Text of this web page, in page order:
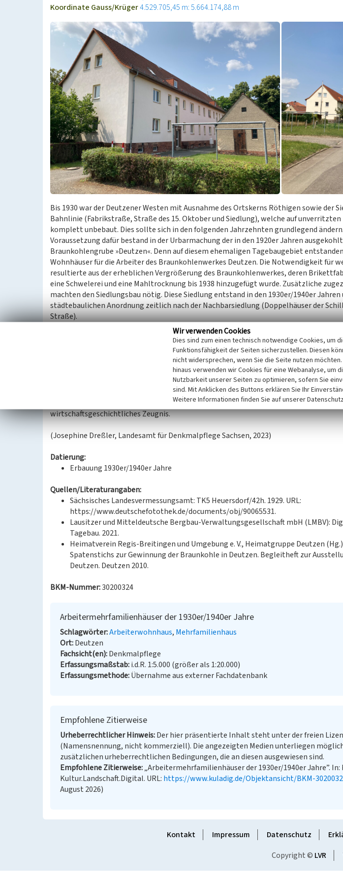
Koordinate Gauss/Krüger4.529.705,45 m: 5.664.174,88 m
Bis 1930 war der Deutzener Westen mit Ausnahme des Ortskerns Röthigen sowie der
Bahnlinie (Fabrikstraße, Straße des 15. Oktober und Siedlung), welche auf
komplett unbebaut. Dies sollte sich in den folgenden Jahrzehnten grundlegend
Voraussetzung dafür bestand in der Urbarmachung der in den 1920er Jahren
Braunkohlengrube »Deutzen«. Denn auf diesem ehemaligen Tagebaugebiet
Wohnhäuser für die Arbeiter des Braunkohlenwerkes Deutzen. Die Notwendigkeit für
resultierte aus der erheblichen Vergrößerung des Braunkohlenwerkes, deren
eine Schwelerei und eine Mahltrocknung bis 1938 hinzugefügt wurde. Zusätzliche
machten den Siedlungsbau nötig. Diese Siedlung entstand in den 1930er/1940er Jahren
städtebaulichen Anordnung zeitlich nach der Nachbarsiedlung (Doppelhäuser der
Straße).
Die Arbeitersiedlung füllte den Raum zwischen den Siedlungen der Straße des 15.
Schillerstraße. Sie besteht aus einem nördlichen Teil (Goethestraße) mit der
einer Stichstraße sowie einem südlichen entlang der August-Bebel-Straße. Durch zwei
symmetrische Anordnung im Süden nicht mehr vorhanden. Es handelt sich um neun
zweigeschossige Satteldachbauten mit einem unverputzten Klinkersockel und durch
betonter Eingangsachse, wie es ähnlich in der Straße des 1. Juli und der Richard-
wurde. Im nördlichen Teil sind zudem die rückliegenden, authentischen,
Satteldach erhalten. Es handelt sich bei den einstigen Arbeiterwohnhäusern um ein
wirtschaftsgeschichtliches Zeugnis.
(Josephine Dreßler, Landesamt für Denkmalpflege Sachsen, 2023)
Datierung:
Erbauung 1930er/1940er Jahre
Quellen/Literaturangaben:
Sächsisches Landesvermessungsamt: TK5 Heuersdorf/42h. 1929. URL:
https://www.deutschefotothek.de/documents/obj/90065531.
Lausitzer und Mitteldeutsche Bergbau-Verwaltungsgesellschaft mbH (LMBV):
Tagebau. 2021.
Heimatverein Regis-Breitingen und Umgebung e. V., Heimatgruppe Deutzen
Spatenstichs zur Gewinnung der Braunkohle in Deutzen. Begleitheft zur
Deutzen. Deutzen 2010.
BKM-Nummer:30200324
Arbeitermehrfamilienhäuser der 1930er/1940er Jahre
Schlagwörter Arbeiterwohnhaus Mehrfamilienhaus
Ort Deutzen
Fachsicht(en) Denkmalpflege
Erfassungsmaßstab i.d.R. 1:5.000 (größer als 1:20.000)
Erfassungsmethode Übernahme aus externer Fachdatenbank
Empfohlene Zitierweise
Urheberrechtlicher Hinweis Der hier präsentierte Inhalt steht unter der freien Lizenz
(Namensnennung, nicht kommerziell). Die angezeigten Medien unterliegen
zusätzlichen urheberrechtlichen Bedingungen, die an diesen ausgewiesen sind.
Empfohlene Zitierweise „Arbeitermehrfamilienhäuser der 1930er/1940er Jahre”. In:
Kultur.Landschaft.Digital. URL: https://www.kuladig.de/Objektansicht/BKM-
August 2026)
Kontakt Impressum Datenschutz
Copyright © LVR
Wir verwenden Cookies
Dies sind zum einen technisch notwendige Cookies, um
Funktionsfähigkeit der Seiten sicherzustellen. Diesen
nicht widersprechen, wenn Sie die Seite nutzen
hinaus verwenden wir Cookies für eine Webanalyse, um
Nutzbarkeit unserer Seiten zu optimieren, sofern Sie
sind. Mit Anklicken des Buttons erklären Sie Ihr
Weitere Informationen finden Sie auf unserer